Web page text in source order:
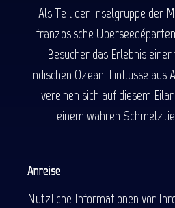
Als Teil der Inselgruppe der
französische
Besucher das Erlebnis
Indischen Ozean. Einflüsse aus
vereinen sich auf diesem
einem wahren
Anreise
Nützliche Informationen vor